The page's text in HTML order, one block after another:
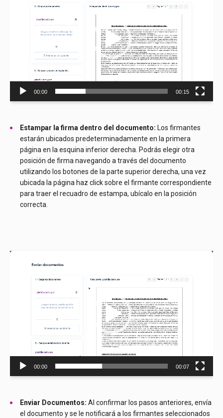
00:00 00:15
Estampar la firma dentro del documento: Los firmantes
estarán ubicados predeterminadamente en la primera
página en la esquina inferior derecha. Podrás elegir otra
posición de firma navegando a través del documento
utilizando los botones de la parte superior derecha, una vez
ubicada la página haz click sobre el firmante correspondiente
para traer el recuadro de estampa, ubícalo en la posición
correcta.
00:00 00:07
Enviar Documentos: Al confirmar los pasos anteriores, envía
el documento y se le notificará a los firmantes seleccionados